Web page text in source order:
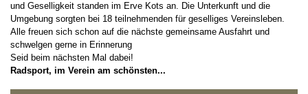
und Geselligkeit standen im Erve Kots an. Die Unterkunft und die
Umgebung sorgten bei 18 teilnehmenden für geselliges Vereinsleben.
Alle freuen sich schon auf die nächste gemeinsame Ausfahrt und
schwelgen gerne in Erinnerung
Seid beim nächsten Mal dabei!
Radsport, im Verein am schönsten...